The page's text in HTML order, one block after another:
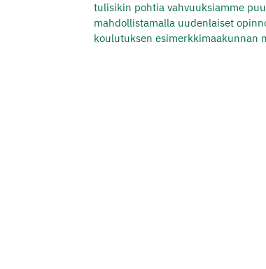
tulisikin pohtia vahvuuksiamme
mahdollistamalla uudenlaiset
koulutuksen esimerkkimaakunnan